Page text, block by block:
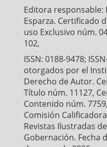
Editora
Esparza. Certificado
uso Exclusivo núm.
102,
ISSN: 0188-9478;
otorgados por el
Derecho de Autor.
Título núm. 11127,
Contenido núm.
Comisión
Revistas Ilustradas
Gobernación. Fecha